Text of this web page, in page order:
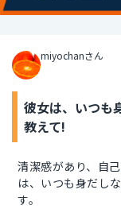
miyochanさん
彼女は、いつも
教えて!
清潔感があり、自
は、いつも身だし
す。